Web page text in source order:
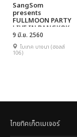
SangSom
presents
FULLMOON PARTY
LIVE IN BANGKOK
9 มิ.ย. 2560
ไบเทค บางนา (ฮอลล์
106)
ไทยทิคเก็ตเมเจอร์